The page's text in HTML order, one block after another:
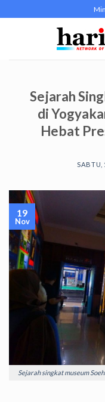
to
Sejarah
di
Hebat
SABTU,
Sejarah singkat museum
19
Nov